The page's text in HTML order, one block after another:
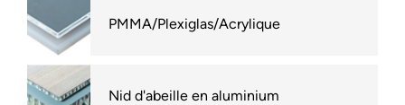
PMMA/Plexiglas/Acrylique
Nid d'abeille en aluminium